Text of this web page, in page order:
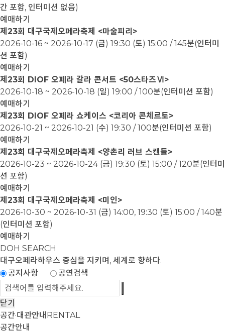
간 포함, 인터미션 없음)
예매하기
제23회 대구국제오페라축제 <마술피리>
2026-10-16 ~ 2026-10-17 (금) 19:30 (토) 15:00 / 145분(인터미
션 포함)
예매하기
제23회 DIOF 오페라 갈라 콘서트 <50스타즈Ⅵ>
2026-10-18 ~ 2026-10-18 (일) 19:00 / 100분(인터미션 포함)
예매하기
제23회 DIOF 오페라 쇼케이스 <코리아 콘체르토>
2026-10-21 ~ 2026-10-21 (수) 19:30 / 100분(인터미션 포함)
예매하기
제23회 대구국제오페라축제 <양촌리 러브 스캔들>
2026-10-23 ~ 2026-10-24 (금) 19:30 (토) 15:00 / 120분(인터미
션 포함)
예매하기
제23회 대구국제오페라축제 <미인>
2026-10-30 ~ 2026-10-31 (금) 14:00, 19:30 (토) 15:00 / 140분
(인터미션 포함)
예매하기
DOH SEARCH
대구오페라하우스 중심을 지키며, 세계로 향하다.
공지사항
공연검색
닫기
공간·대관안내 RENTAL
공간안내